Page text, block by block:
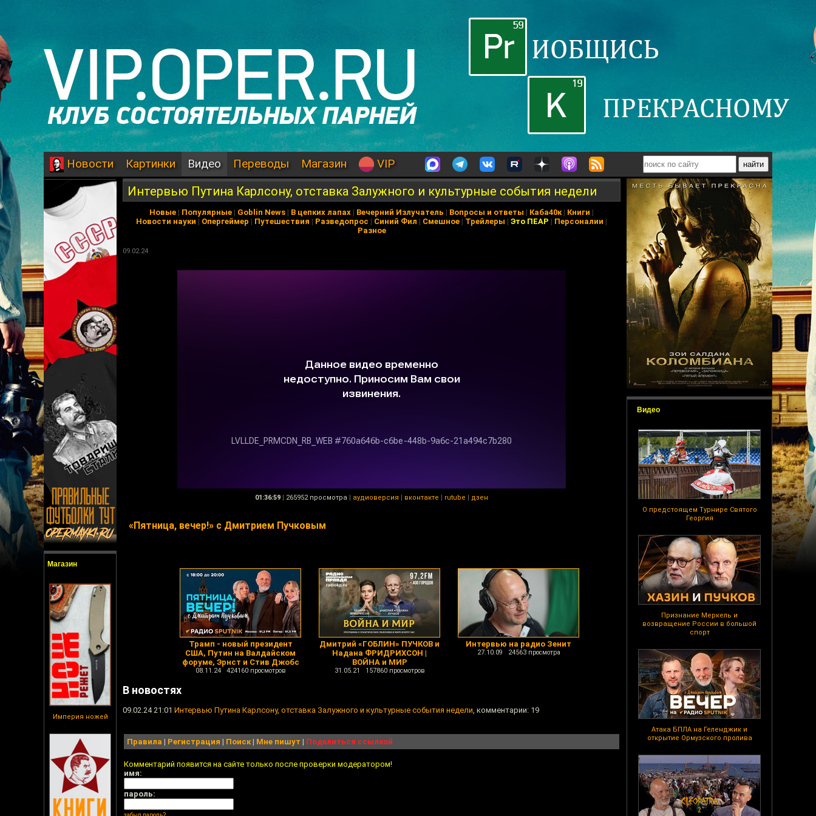
Новости Картинки Видео Переводы Магазин VIP
Магазин
Империя ножей
Видео
О предстоящем Турнире Святого
Георгия
Признание Меркель и
возвращение России в большой
спорт
Атака БПЛА на Геленджик и
открытие Ормузского пролива
Интервью Путина Карлсону, отставка Залужного и культурные события недели
Новые | Популярные | Goblin News | В цепких лапах | Вечерний Излучатель | Вопросы и ответы | Каба40к| Книги |
Новости науки | Опергеймер | Путешествия | Разведопрос | Синий Фил | Смешное | Трейлеры | Это ПЕАР | Персоналии |
Разное
09.02.24
01:36:59 | 265952 просмотра | аудиоверсия | вконтакте | rutube | дзен
«Пятница, вечер!» с Дмитрием Пучковым
Трамп - новый президент
США, Путин на Валдайском
форуме, Эрнст и Стив Джобс
08.11.24 424160 просмотров
Дмитрий «ГОБЛИН» ПУЧКОВ и
Надана ФРИДРИХСОН |
ВОЙНА и МИР
31.05.21 157860 просмотров
Интервью на радио Зенит
27.10.09 24563 просмотра
В новостях
09.02.24 21:01 Интервью Путина Карлсону, отставка Залужного и культурные события недели, комментарии: 19
Правила | Регистрация | Поиск| Мне пишут | Поделиться ссылкой
Комментарий появится на сайте только после проверки модератором!
имя:
пароль: